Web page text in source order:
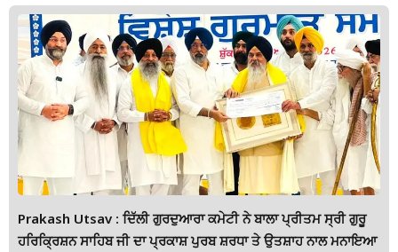
Prakash Utsav : ਦਿੱਲੀ ਗੁਰਦੁਆਰਾ ਕਮੇਟੀ ਨੇ ਬਾਲਾ ਪ੍ਰੀਤਮ ਸ੍ਰੀ ਗੁਰੂ
ਹਰਿਕ੍ਰਿਸ਼ਨ ਸਾਹਿਬ ਜੀ ਦਾ ਪ੍ਰਕਾਸ਼ ਪੁਰਬ ਸ਼ਰਧਾ ਤੇ ਉਤਸ਼ਾਹ ਨਾਲ ਮਨਾਇਆ